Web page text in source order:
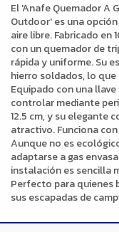
El 'Anafe Quemador A
Outdoor' es una
aire libre. Fabricado
con un quemador de
rápida y uniforme. Su
hierro soldados, lo
Equipado con una
controlar mediante
12.5 cm, y su elegante
atractivo. Funciona
Aunque no es
adaptarse a gas
instalación es sencilla
Perfecto para quienes
sus escapadas de